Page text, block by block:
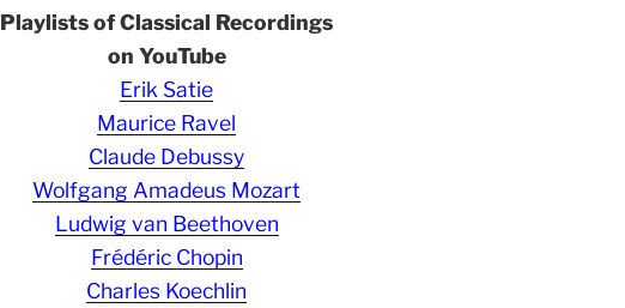
Playlists of Classical Recordings
on YouTube
Erik Satie
Maurice Ravel
Claude Debussy
Wolfgang Amadeus Mozart
Ludwig van Beethoven
Frédéric Chopin
Charles Koechlin